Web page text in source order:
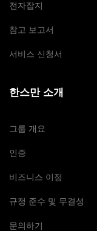
전자잡지
참고 보고서
서비스 신청서
한스만 소개
그룹 개요
인증
비즈니스 이점
규정 준수 및 무결성
문의하기